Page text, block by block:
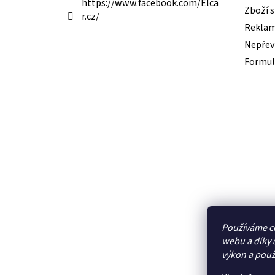
Používáme
webu a díky
výkon a
https://www.facebook.com/Elca
r.cz/
Zboží